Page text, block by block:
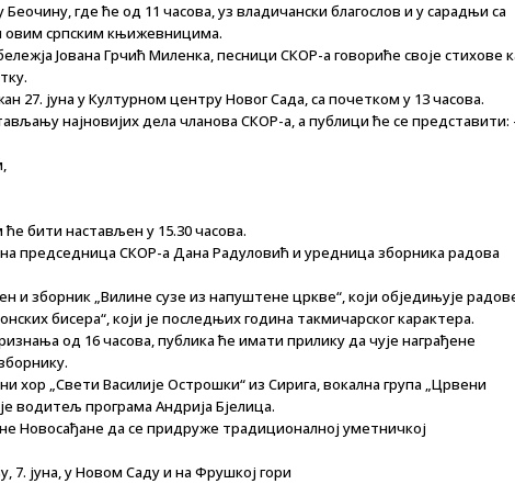
где ће од 11 часова, уз владичански благослов и у сарадњи са
овим српским књижевницима.
Јована Грчић Миленка, песници СКОР-а говориће своје стихове
27. јуна у Културном центру Новог Сада, са почетком у 13 часова.
најновијих дела чланова СКОР-а, а публици ће се представити:
бити настављен у 15.30 часова.
председница СКОР-а Дана Радуловић и уредница зборника радова
и зборник „Вилине сузе из напуштене цркве“, који обједињује
бисера“, који је последњих година такмичарског карактера.
од 16 часова, публика ће имати прилику да чује награђене
хор „Свети Василије Острошки“ из Сирига, вокална група „Црвени
водитељ програма Андрија Бјелица.
Новосађане да се придруже традиционалној уметничкој
7. јуна, у Новом Саду и на Фрушкој гори